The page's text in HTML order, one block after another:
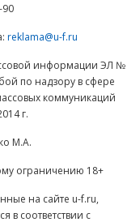
90
reklama@u-f.ru
информации ЭЛ №
по надзору в сфере
коммуникаций
г.
М.А.
ограничению 18+
на сайте u-f.ru,
в соответствии с